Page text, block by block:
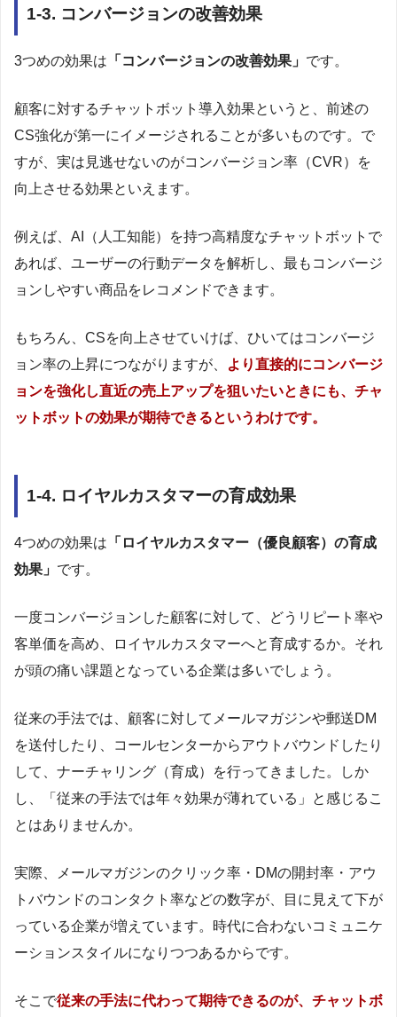
1-3. コンバージョンの改善効果
3つめの効果は 「コンバージョンの改善効果」 です。
顧客に対するチャットボット導入効果というと、前述の
CS強化が第一にイメージされることが多いものです。で
すが、実は見逃せないのがコンバージョン率（CVR）を
向上させる効果といえます。
例えば、AI（人工知能）を持つ高精度なチャットボットで
あれば、ユーザーの行動データを解析し、最もコンバージ
ョンしやすい商品をレコメンドできます。
もちろん、CSを向上させていけば、ひいてはコンバージ
ョン率の上昇につながりますが、
より直接的にコンバージ
ョンを強化し直近の売上アップを狙いたいときにも、チャ
ットボットの効果が期待できるというわけです。
1-4. ロイヤルカスタマーの育成効果
4つめの効果は 「ロイヤルカスタマー（優良顧客）の育成
効果」 です。
一度コンバージョンした顧客に対して、どうリピート率や
客単価を高め、ロイヤルカスタマーへと育成するか。それ
が頭の痛い課題となっている企業は多いでしょう。
従来の手法では、顧客に対してメールマガジンや郵送DM
を送付したり、コールセンターからアウトバウンドしたり
して、ナーチャリング（育成）を行ってきました。しか
し、「従来の手法では年々効果が薄れている」と感じるこ
とはありませんか。
実際、メールマガジンのクリック率・DMの開封率・アウ
トバウンドのコンタクト率などの数字が、目に見えて下が
っている企業が増えています。時代に合わないコミュニケ
ーションスタイルになりつつあるからです。
そこで従来の手法に代わって期待できるのが、チャットボ